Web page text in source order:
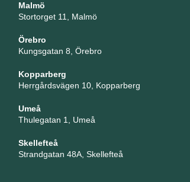
Malmö
Stortorget 11, Malmö
Örebro
Kungsgatan 8, Örebro
Kopparberg
Herrgårdsvägen 10, Kopparberg
Umeå
Thulegatan 1, Umeå
Skellefteå
Strandgatan 48A, Skellefteå